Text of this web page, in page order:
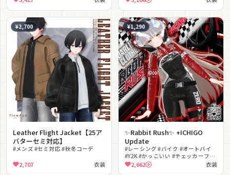
#チェーン #ニーハイ
¥2,700
Leather Flight Jacket【25ア
バターセミ対応】
#メンズ #セミ対応 #秋冬コーデ
2,707 衣装
¥1,290
✨Rabbit Rush✨ +ICHIGO
Update
#レーシング #バイク #オートバイ
#Y2K #かっこいい #チェッカーフラ
ッグ2,662 衣装